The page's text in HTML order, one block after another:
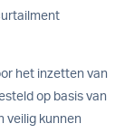
het inzetten van
op basis van
veilig kunnen